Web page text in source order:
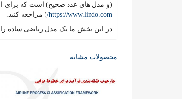
(و مدل های عدد صحیح) است که برای
https://www.lindo.com/ ) مراجعه کنید.
در این بخش ما یک مدل ریاضی ساده را
محصولات مشابه